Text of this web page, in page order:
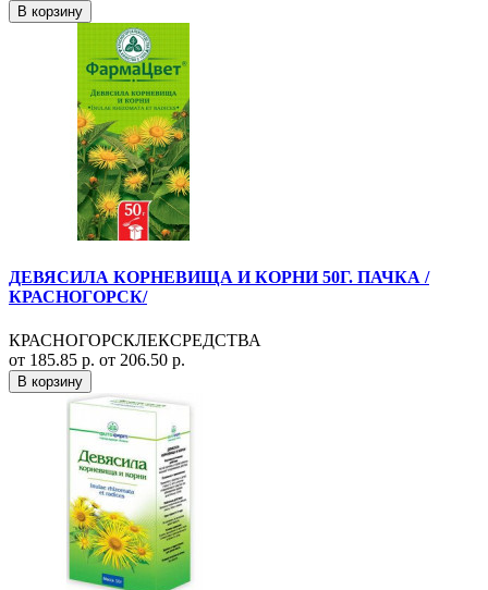
В корзину
ДЕВЯСИЛА КОРНЕВИЩА И КОРНИ 50Г. ПАЧКА /
КРАСНОГОРСК/
КРАСНОГОРСКЛЕКСРЕДСТВА
от 185.85 р. от 206.50 р.
В корзину